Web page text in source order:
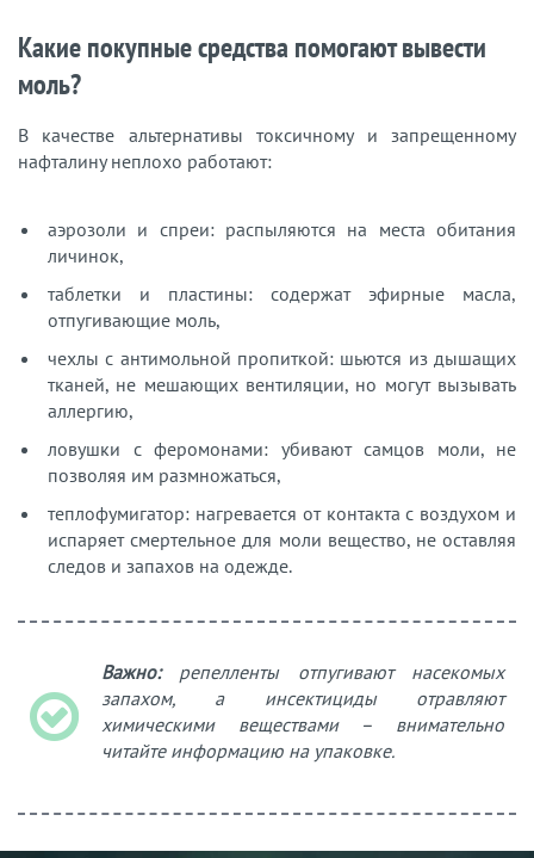
Какие покупные средства помогают вывести
моль?
В качестве альтернативы токсичному и запрещенному
нафталину неплохо работают:
аэрозоли и спреи: распыляются на места обитания
личинок,
таблетки и пластины: содержат эфирные масла,
отпугивающие моль,
чехлы с антимольной пропиткой: шьются из дышащих
тканей, не мешающих вентиляции, но могут вызывать
аллергию,
ловушки с феромонами: убивают самцов моли, не
позволяя им размножаться,
теплофумигатор: нагревается от контакта с воздухом и
испаряет смертельное для моли вещество, не оставляя
следов и запахов на одежде.
Важно:репелленты отпугивают насекомых
запахом, а инсектициды отравляют
химическими веществами – внимательно
читайте информацию на упаковке.